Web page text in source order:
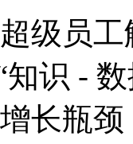
级员
识 - 数
增长瓶颈